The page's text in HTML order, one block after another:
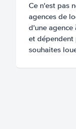
Ce n'est pas
agences de
d'une agence
et dépendent
souhaites